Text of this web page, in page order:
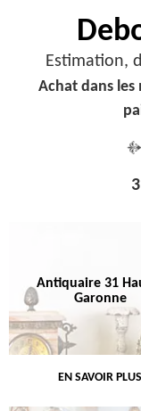
Estimation,
Achat dans
Antiquaire 31
Garonne
EN SAVOIR PLUS